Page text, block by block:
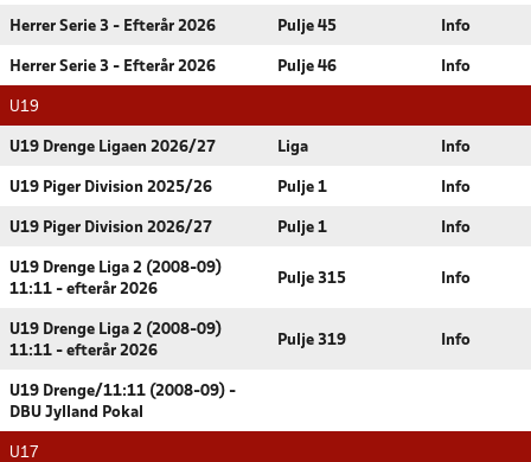
Herrer Serie 3 - Efterår 2026 Pulje 45 Info
Herrer Serie 3 - Efterår 2026 Pulje 46 Info
U19
U19 Drenge Ligaen 2026/27 Liga Info
U19 Piger Division 2025/26 Pulje 1 Info
U19 Piger Division 2026/27 Pulje 1 Info
U19 Drenge Liga 2 (2008-09)
11:11 - efterår 2026
Pulje 315 Info
U19 Drenge Liga 2 (2008-09)
11:11 - efterår 2026
Pulje 319 Info
U19 Drenge/11:11 (2008-09) -
DBU Jylland Pokal
U17